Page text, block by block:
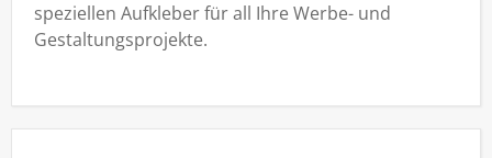
speziellen Aufkleber für all Ihre Werbe- und
Gestaltungsprojekte.